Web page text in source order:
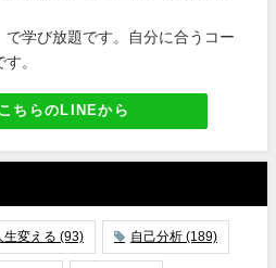
で学び放題です。自分に合うコー
。
ちらのLINEから
生変える (93) 自己分析 (189)